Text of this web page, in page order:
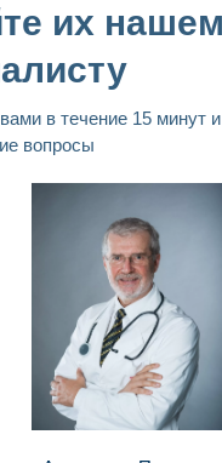
их
в течение 15 минут
вопросы